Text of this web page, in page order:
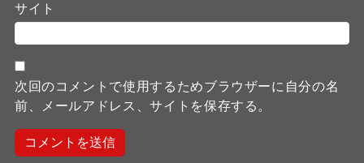
サイト
次回のコメントで使用するためブラウザーに自分の名
前、メールアドレス、サイトを保存する。